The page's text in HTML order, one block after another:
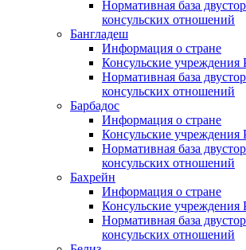
Нормативная база
консульских отношений
Бангладеш
Информация о стране
Консульские учреждения
Нормативная база
консульских отношений
Барбадос
Информация о стране
Консульские учреждения
Нормативная база
консульских отношений
Бахрейн
Информация о стране
Консульские учреждения
Нормативная база
консульских отношений